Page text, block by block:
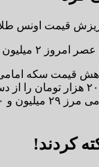
اونس طلا، بازار طلا و
۲۴ هزار و ۲۰۰ تومان افت کرده است.
کردند!